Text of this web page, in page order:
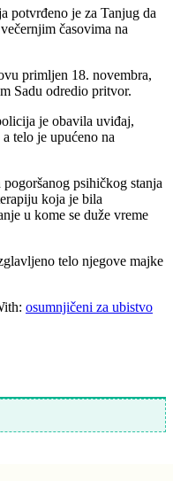
potvrđeno je za Tanjug da
časovima na
primljen 18. novembra,
Sadu odredio pritvor.
je obavila uviđaj,
telo je upućeno na
psihičkog stanja
koja je bila
u kome se duže vreme
telo njegove majke
osumnjičeni za ubistvo